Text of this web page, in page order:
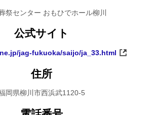
祭センター おもひでホール柳川
公式サイト
jag-fukuoka/saijo/ja_33.html
住所
岡県柳川市西浜武1120-5